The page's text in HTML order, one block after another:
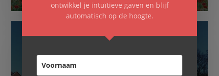
ontwikkel je intuïtieve gaven en blijf
automatisch op de hoogte.